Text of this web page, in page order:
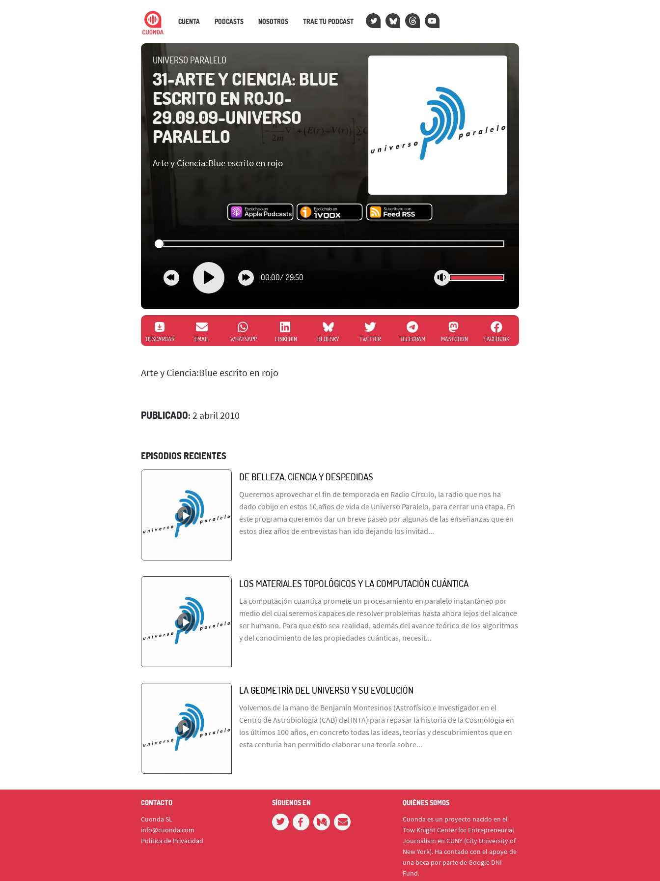
CUENTA PODCASTS NOSOTROS TRAE TU PODCAST
UNIVERSO PARALELO
31-ARTE Y CIENCIA: BLUE
ESCRITO EN ROJO-
29.09.09-UNIVERSO
PARALELO
Arte y Ciencia:Blue escrito en rojo
00:00/ 29:50
DESCARGAR EMAIL WHATSAPP LINKEDIN BLUESKY TWITTER TELEGRAM MASTODON FACEBOOK
Arte y Ciencia:Blue escrito en rojo
PUBLICADO: 2 abril 2010
EPISODIOS RECIENTES
DE BELLEZA, CIENCIA Y DESPEDIDAS
Queremos aprovechar el fin de temporada en Radio Círculo, la radio que nos ha
dado cobijo en estos 10 años de vida de Universo Paralelo, para cerrar una etapa. En
este programa queremos dar un breve paseo por algunas de las enseñanzas que en
estos diez años de entrevistas han ido dejando los invitad...
LOS MATERIALES TOPOLÓGICOS Y LA COMPUTACIÓN CUÁNTICA
La computación cuantica promete un procesamiento en paralelo instantàneo por
medio del cual seremos capaces de resolver problemas hasta ahora lejos del alcance
ser humano. Para que esto sea realidad, además del avance teórico de los algoritmos
y del conocimiento de las propiedades cuánticas, necesit...
LA GEOMETRÍA DEL UNIVERSO Y SU EVOLUCIÓN
Volvemos de la mano de Benjamín Montesinos (Astrofísico e Investigador en el
Centro de Astrobiología (CAB) del INTA) para repasar la historia de la Cosmología en
los últimos 100 años, en concreto todas las ideas, teorías y descubrimientos que en
esta centuria han permitido elaborar una teoría sobre...
CONTACTO
Cuonda SL
info@cuonda.com
Política de Privacidad
SÍGUENOS EN QUIÉNES SOMOS
Cuonda es un proyecto nacido en el
Tow Knight Center for Entrepreneurial
Journalism en CUNY (City University of
New York). Ha contado con el apoyo de
una beca por parte de Google DNI
Fund.